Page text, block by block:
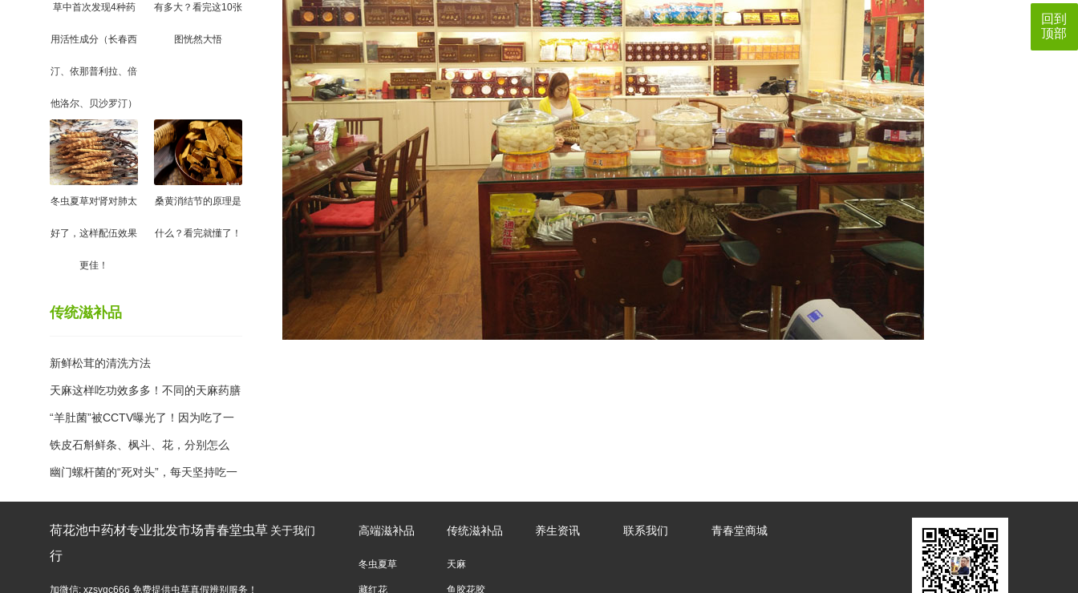
草中首次发现4种药
用活性成分（长春西
汀、依那普利拉、倍
他洛尔、贝沙罗汀）
有多大？看完这10张
图恍然大悟
冬虫夏草对肾对肺太
好了，这样配伍效果
更佳！
桑黄消结节的原理是
什么？看完就懂了！
传统滋补品
新鲜松茸的清洗方法
天麻这样吃功效多多！不同的天麻药膳
食谱，功效大不同
“羊肚菌”被CCTV曝光了！因为吃了一
个月后你会发现....
铁皮石斛鲜条、枫斗、花，分别怎么
吃？看这篇就够了！
幽门螺杆菌的“死对头”，每天坚持吃一
点，胃病都不敢靠近你
荷花池中药材专业批发市场青春堂虫草
行
加微信: xzsyqc666 免费提供虫草真假辨别服务！
关于我们 高端滋补品
冬虫夏草
藏红花
传统滋补品
天麻
鱼胶花胶
养生资讯 联系我们 青春堂商城
回到
顶部